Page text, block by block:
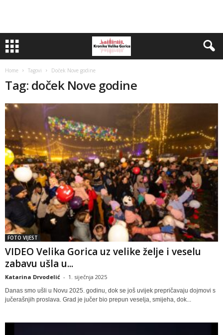
Home Tagovi Doček Nove godine
Tag: doček Nove godine
FOTO VIJEST
VIDEO Velika Gorica uz velike želje i veselu
zabavu ušla u...
Katarina Drvodelić - 1. siječnja 2025
Danas smo ušli u Novu 2025. godinu, dok se još uvijek prepričavaju dojmovi s
jučerašnjih proslava. Grad je jučer bio prepun veselja, smijeha, dok...